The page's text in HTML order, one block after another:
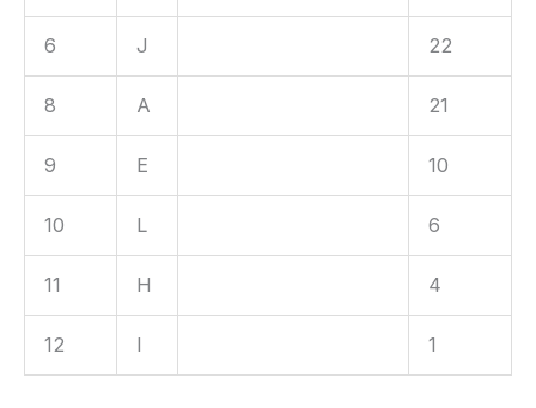
6 J 22
8 A 21
9 E 10
10 L 6
11 H 4
12 I 1